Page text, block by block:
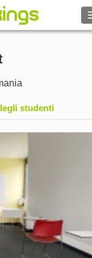
studenti